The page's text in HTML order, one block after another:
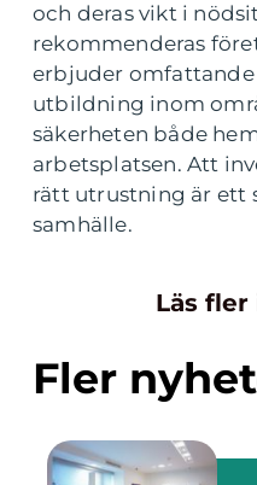
och deras vikt i
rekommenderas
erbjuder
utbildning inom
säkerheten både
arbetsplatsen. Att
rätt utrustning är ett
samhälle.
Läs
Fler